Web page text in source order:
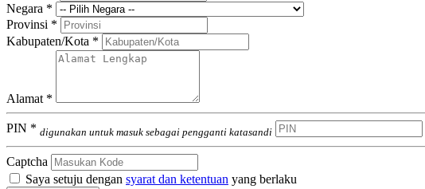
Negara *
Provinsi *
Kabupaten/Kota *
Alamat *
PIN * digunakan untuk masuk sebagai pengganti katasandi
Captcha
Saya setuju dengan syarat dan ketentuan yang berlaku